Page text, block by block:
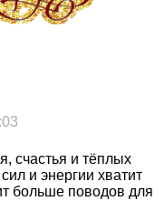
счастья и тёплых
и энергии хватит
больше поводов для